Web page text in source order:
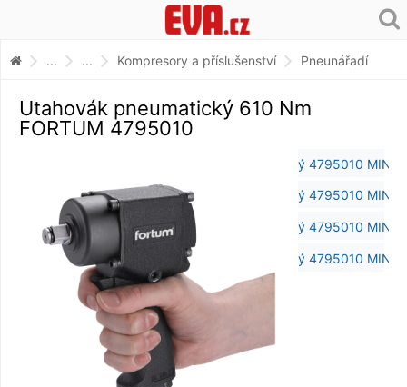
... ... Kompresory a příslušenství Pneunářadí
Utahovák pneumatický 610 Nm
FORTUM 4795010